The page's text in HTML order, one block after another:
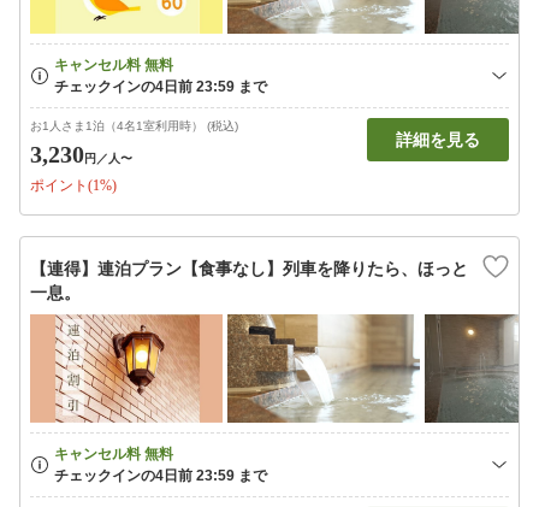
お1人さま1泊（4名1室利用時） (税込)
3,230円 ／人〜
ポイント(1%)
詳細を見る
【連得】連泊プラン【食事なし】列車を降りたら、ほっと
一息。